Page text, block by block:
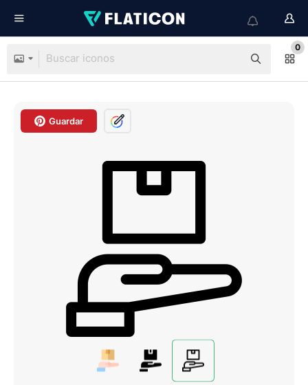
0
Guardar